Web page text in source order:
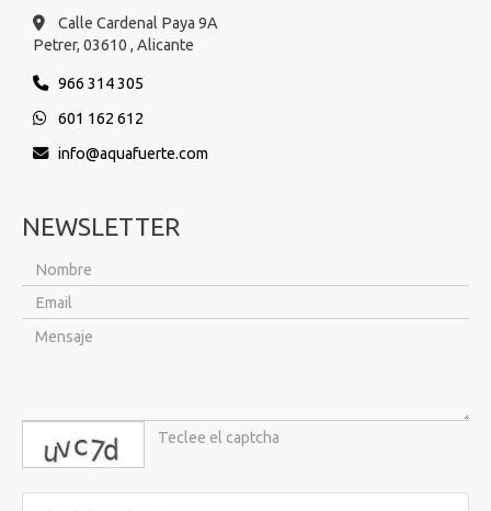
Calle Cardenal Paya 9A
Petrer, 03610 , Alicante
966 314 305
601 162 612
info
aquafuerte.com
NEWSLETTER
captcha